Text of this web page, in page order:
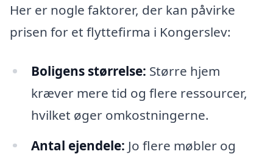
Her er nogle faktorer, der kan påvirke
prisen for et flyttefirma i Kongerslev:
Boligens størrelse: Større hjem
kræver mere tid og flere ressourcer,
hvilket øger omkostningerne.
Antal ejendele: Jo flere møbler og